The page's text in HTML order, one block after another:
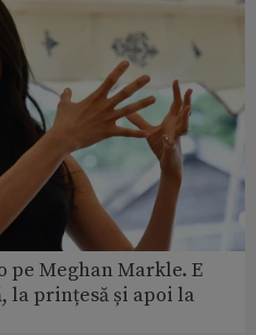
pe Meghan Markle. E
la prințesă și apoi la